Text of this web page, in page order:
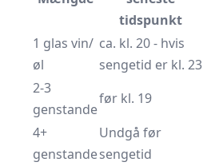
tidspunkt
1 glas vin/
øl
ca. kl. 20 - hvis
sengetid er kl. 23
2-3
genstande
før kl. 19
4+
genstande
Undgå før
sengetid